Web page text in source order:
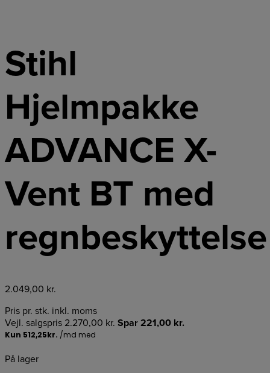
Stihl
Hjelmpakke
ADVANCE X-
Vent BT med
regnbeskyttelse
2.049,00 kr.
Pris pr. stk. inkl. moms
Vejl. salgspris 2.270,00 kr. Spar 221,00 kr.
På lager